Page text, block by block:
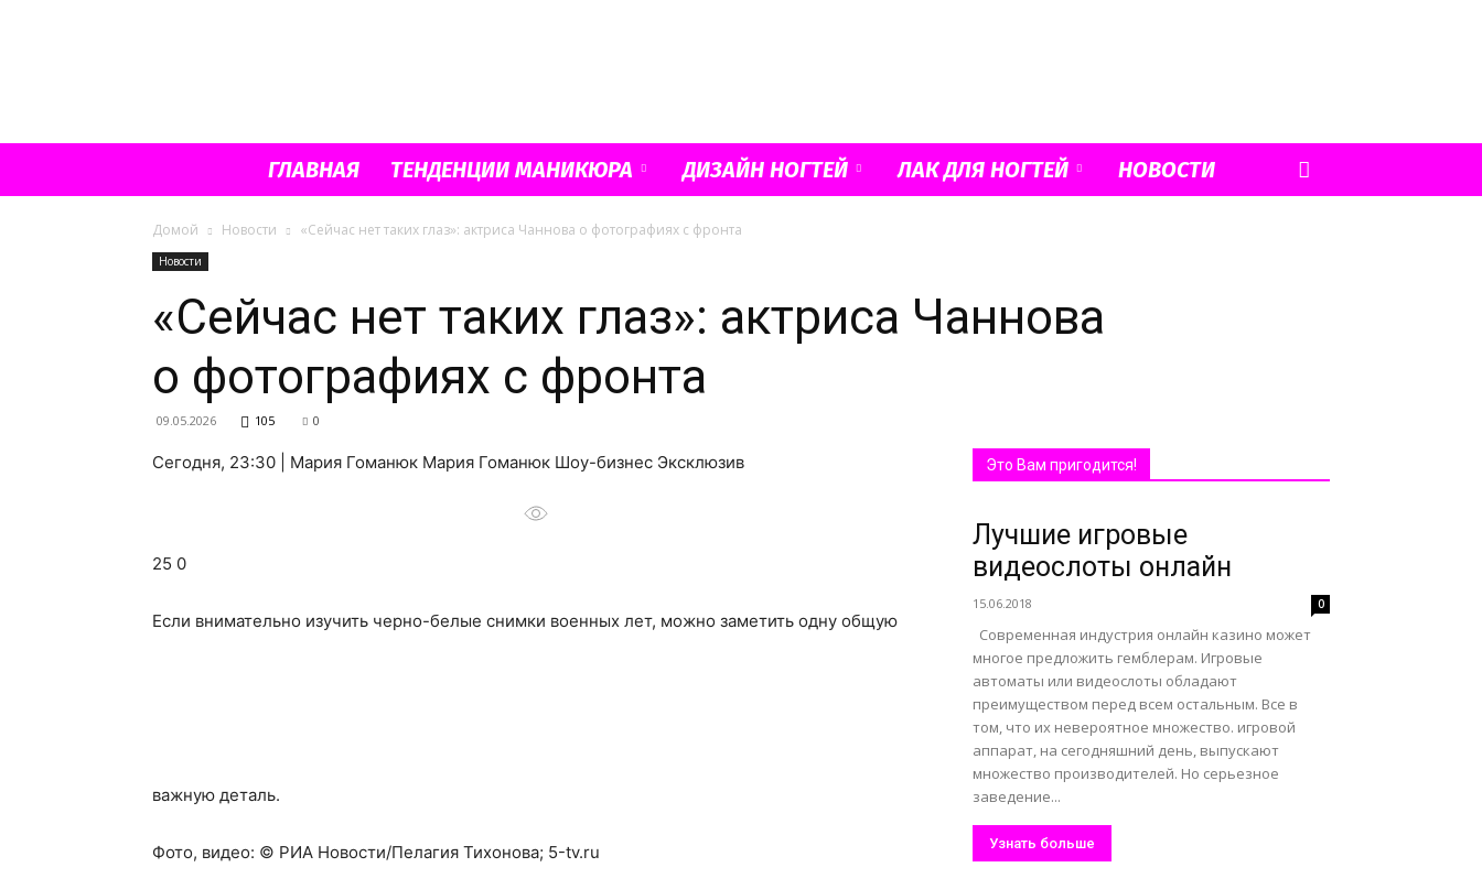
Французский
ГЛАВНАЯ ТЕНДЕНЦИИ МАНИКЮРА ДИЗАЙН НОГТЕЙ ЛАК ДЛЯ НОГТЕЙ НОВОСТИ
Домой Новости «Сейчас нет таких глаз»: актриса Чаннова о фотографиях с фронта
Новости
«Сейчас нет таких глаз»: актриса Чаннова
о фотографиях с фронта
09.05.2026 105 0
Сегодня, 23:30 | Мария Гоманюк Мария Гоманюк Шоу-бизнес Эксклюзив
25 0
Если внимательно изучить черно-белые снимки военных лет, можно заметить одну общую
важную деталь.
Фото, видео: © РИА Новости/Пелагия Тихонова; 5-tv.ru
Это Вам пригодится!
Лучшие игровые
видеослоты онлайн
15.06.2018 0
Современная индустрия онлайн казино может
многое предложить гемблерам. Игровые
автоматы или видеослоты обладают
преимуществом перед всем остальным. Все в
том, что их невероятное множество. игровой
аппарат, на сегодняшний день, выпускают
множество производителей. Но серьезное
заведение...
Узнать больше